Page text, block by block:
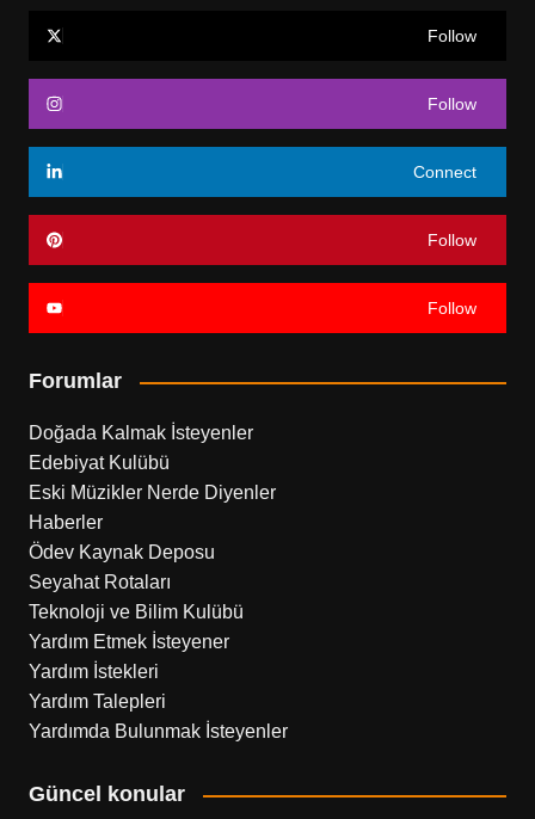
Follow
Follow
Connect
Follow
Follow
Forumlar
Doğada Kalmak İsteyenler
Edebiyat Kulübü
Eski Müzikler Nerde Diyenler
Haberler
Ödev Kaynak Deposu
Seyahat Rotaları
Teknoloji ve Bilim Kulübü
Yardım Etmek İsteyener
Yardım İstekleri
Yardım Talepleri
Yardımda Bulunmak İsteyenler
Güncel konular